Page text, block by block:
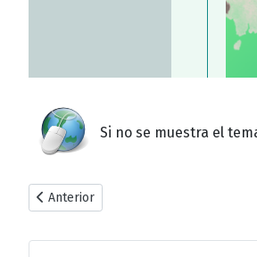
Si no se muestra el
Artículo anterior: 04. Grecia
Anterior